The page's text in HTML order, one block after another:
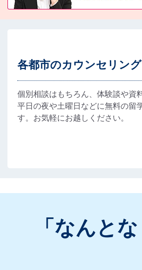
各都市のカウンセリン
個別相談はもちろん、体験談や資
平日の夜や土曜日などに無料の留
す。お気軽にお越しください。
「なんと